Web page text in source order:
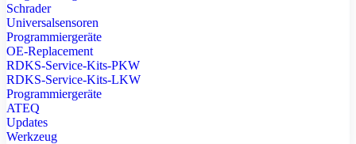
Schrader
Universalsensoren
Programmiergeräte
OE-Replacement
RDKS-Service-Kits-PKW
RDKS-Service-Kits-LKW
Programmiergeräte
ATEQ
Updates
Werkzeug